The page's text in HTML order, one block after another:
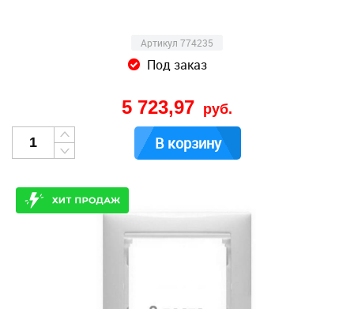
Артикул 774235
Под заказ
5 723,97 руб.
В корзину